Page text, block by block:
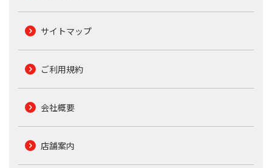
サイトマップ
ご利用規約
会社概要
店舗案内